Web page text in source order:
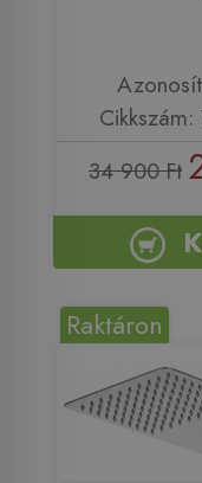
34 900 Ft
Raktáron